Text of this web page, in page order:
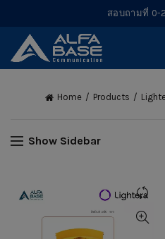
สอบถามที่ 0-
Home Products
Show Sidebar